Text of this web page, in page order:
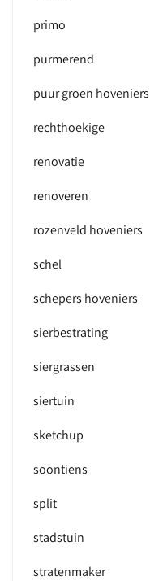
primo
purmerend
puur groen hoveniers
rechthoekige
renovatie
renoveren
rozenveld hoveniers
schel
schepers hoveniers
sierbestrating
siergrassen
siertuin
sketchup
soontiens
split
stadstuin
stratenmaker